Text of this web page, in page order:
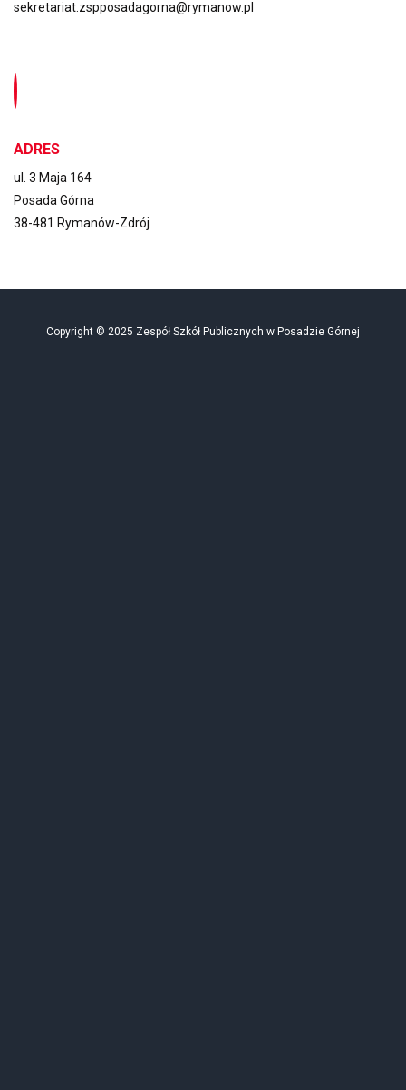
sekretariat.zspposadagorna@rymanow.pl
ADRES
ul. 3 Maja 164
Posada Górna
38-481 Rymanów-Zdrój
Copyright © 2025 Zespół Szkół Publicznych w Posadzie Górnej